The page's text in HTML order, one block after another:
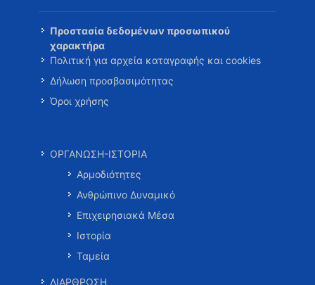
Προστασία δεδομένων προσωπικού
χαρακτήρα
Πολιτική για αρχεία καταγραφής και cookies
Δήλωση προσβασιμότητας
Όροι χρήσης
ΟΡΓΑΝΩΣΗ-ΙΣΤΟΡΙΑ
Αρμοδιότητες
Ανθρώπινο Δυναμικό
Επιχειρησιακά Μέσα
Ιστορία
Ταμεία
ΔΙΑΡΘΡΩΣΗ